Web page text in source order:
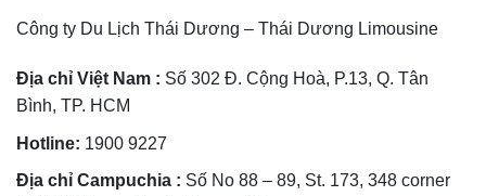
Công ty Du Lịch Thái Dương – Thái Dương Limousine
Địa chỉ Việt Nam : Số 302 Đ. Cộng Hoà, P.13, Q. Tân
Bình, TP. HCM
Hotline: 1900 9227
Địa chỉ Campuchia : Số No 88 – 89, St. 173, 348 corner